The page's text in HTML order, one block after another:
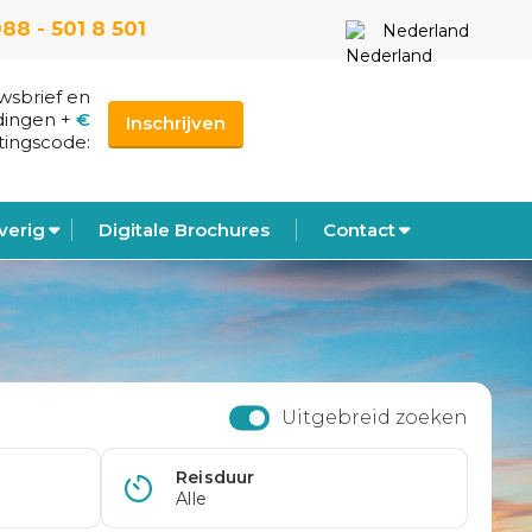
- 501 8 501 Nederland
en
+ €
Inschrijven
Digitale Brochures Contact